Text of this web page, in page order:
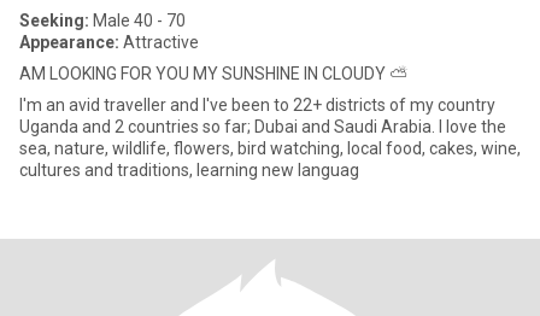
Seeking: Male 40 - 70
Appearance: Attractive
AM LOOKING FOR YOU MY SUNSHINE IN CLOUDY ⛅
I'm an avid traveller and I've been to 22+ districts of my country
Uganda and 2 countries so far; Dubai and Saudi Arabia. I love the
sea, nature, wildlife, flowers, bird watching, local food, cakes, wine,
cultures and traditions, learning new languag